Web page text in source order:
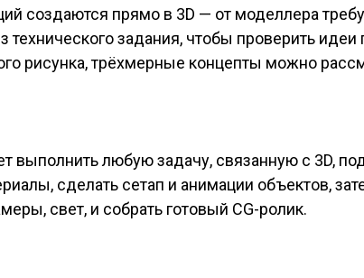
создаются прямо в 3D — от моделлера
технического задания, чтобы проверить
рисунка, трёхмерные концепты можно
выполнить любую задачу, связанную с 3D,
сделать сетап и анимации объектов,
свет, и собрать готовый CG-ролик.